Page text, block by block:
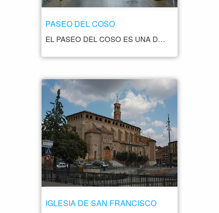
PASEO DEL COSO
EL PASEO DEL COSO ES UNA DE LAS AVENIDAS MÁS EMBLEMÁTICAS Y PINTORESCAS DE BARBASTRO. ESTA AVENIDA PEATONAL, CON SU CARACTERÍSTICO ARCO DE ENTRADA, RECORRE EL ANTIGUO TRAZADO DEL COSO, QUE SOLÍA SER EL LUGAR DE CELEBRACIÓN DE CORRIDAS DE TOROS Y OTROS EVENTOS FESTIVOS. HOY EN DÍA, EL PASEO DEL COSO ES UN LUGAR TRANQUILO Y ACOGEDOR, IDEAL PARA PASEAR Y DISFRUTAR DE LA ARQUITECTURA HISTÓRICA QUE LO RODEA. A LO LARGO DE ESTE PASEO, LOS VISITANTES PUEDEN ADMIRAR EDIFICIOS EMBLEMÁTICOS COMO LA CATEDRAL DE SANTA MARÍA DE LA ASUNCIÓN Y EL PALACIO EPISCOPAL, QUE SE ALZAN MAJESTUOSAMENTE A AMBOS LADOS DE LA AVENIDA. LOS BANCOS DE PIEDRA A LO LARGO DEL PASEO INVITAN A SENTARSE Y DISFRUTAR DEL AMBIENTE RELAJADO, MIENTRAS QUE LOS ÁRBOLES PROPORCIONAN SOMBRA FRESCA EN LOS DÍAS SOLEADOS. LAS FAROLAS ANTIGUAS AÑADEN UN ENCANTO ESPECIAL AL LUGAR, ESPECIALMENTE CUANDO SE ILUMINAN POR LA NOCHE. DURANTE EL DÍA, EL PASEO DEL COSO ES UN LUGAR POPULAR PARA DAR UN PASEO TRANQUILO, HACER FOTOS DE LOS HERMOSOS EDIFICIOS Y DISFRUTAR DE LA VIDA LOCAL. LOS BARES Y CAFETERÍAS CERCANOS OFRECEN LA OPORTUNIDAD DE DETENERSE Y TOMAR ALGO MIENTRAS SE OBSERVA EL IR Y VENIR DE LA GENTE.
IGLESIA DE SAN FRANCISCO